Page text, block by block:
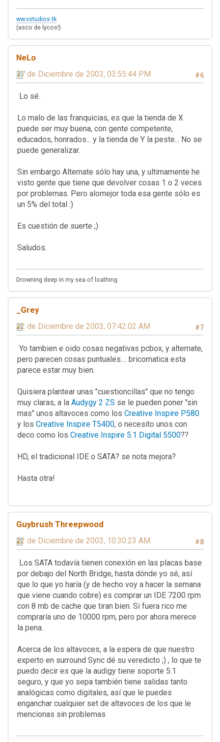
ww.vstudios.tk
(asco de lycos!)
NeLo
#6
17 de Diciembre de 2003, 03:55:44 PM
Lo sé.
Lo malo de las franquicias, es que la tienda de X
puede ser muy buena, con gente competente,
educados, honrados... y la tienda de Y la peste... No se
puede generalizar.
Sin embargo Alternate sólo hay una, y ultimamente he
visto gente que tiene que devolver cosas 1 o 2 veces
por problemas. Pero alomejor toda esa gente sólo es
un 5% del total :)
Es cuestión de suerte ;)
Saludos.
Drowning deep in my sea of loathing
_Grey
#7
22 de Diciembre de 2003, 07:42:02 AM
Yo tambien e oido cosas negativas pcbox, y alternate,
pero parecen cosas puntuales.... bricomatica esta
parece estar muy bien.
Quisiera plantear unas "cuestioncillas" que no tengo
muy claras, a la Audygy 2 ZS se le pueden poner "sin
mas" unos altavoces como los Creative Inspire P580
y los Creative Inspire T5400, o necesito unos con
deco como los Creative Inspire 5.1 Digital 5500??
HD, el tradicional IDE o SATA? se nota mejora?
Hasta otra!
Guybrush Threepwood
#8
22 de Diciembre de 2003, 10:30:23 AM
Los SATA todavía tienen conexión en las placas base
por debajo del North Bridge, hasta dónde yo sé, así
que lo que yo haría (y de hecho voy a hacer la semana
que viene cuando cobre) es comprar un IDE 7200 rpm
con 8 mb de cache que tiran bien. Si fuera rico me
compraría uno de 10000 rpm, pero por ahora merece
la pena.
Acerca de los altavoces, a la espera de que nuestro
experto en surround Sync dé su veredicto ;) , lo que te
puedo decir es que la audigy tiene soporte 5.1
seguro, y que yo sepa también tiene salidas tanto
analógicas como digitales, así que le puedes
enganchar cualquier set de altavoces de los que le
mencionas sin problemas